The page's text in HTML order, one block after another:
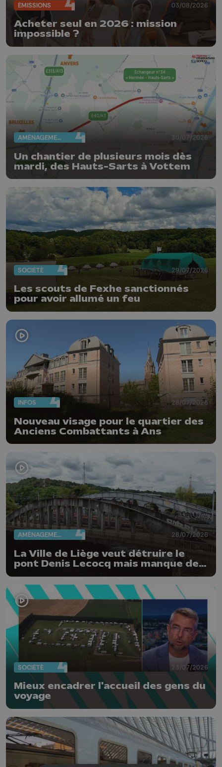
ÉMISSIONS 03/08/2026
Acheter seul en 2026 : mission
impossible ?
AMÉNAGEMENT DU TERRITOIRE 30/07/2026
Un chantier de plusieurs mois dès
mardi, des Hauts-Sarts à Vottem
SOCIÉTÉ 29/07/2026
Les scouts de Fexhe sanctionnés
pour avoir allumé un feu
INFOS 28/07/2026
Nouveau visage pour le quartier des
Anciens Combattants à Ans
AMÉNAGEMENT DU TERRITOIRE 28/07/2026
La Ville de Liège veut détruire le
pont Denis Lecocq mais manque de
SOCIÉTÉ 23/07/2026
Mieux encadrer l'accueil des gens du
voyage